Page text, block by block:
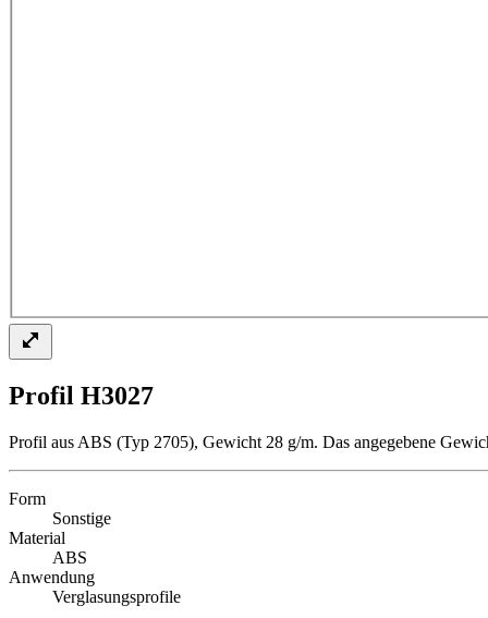
Profil H3027
Profil aus ABS (Typ 2705), Gewicht 28 g/m. Das angegebene
Form
Sonstige
Material
ABS
Anwendung
Verglasungsprofile